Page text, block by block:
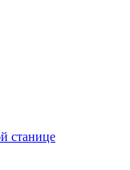
станице